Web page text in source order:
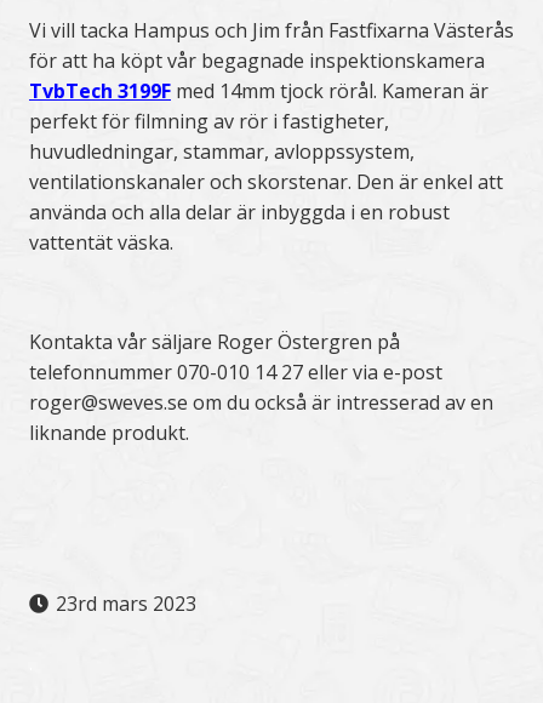
Vi vill tacka Hampus och Jim från Fastfixarna Västerås
för att ha köpt vår begagnade inspektionskamera
TvbTech 3199F med 14mm tjock rörål. Kameran är
perfekt för filmning av rör i fastigheter,
huvudledningar, stammar, avloppssystem,
ventilationskanaler och skorstenar. Den är enkel att
använda och alla delar är inbyggda i en robust
vattentät väska.
Kontakta vår säljare Roger Östergren på
telefonnummer 070-010 14 27 eller via e-post
roger@sweves.se om du också är intresserad av en
liknande produkt.
23rd mars 2023